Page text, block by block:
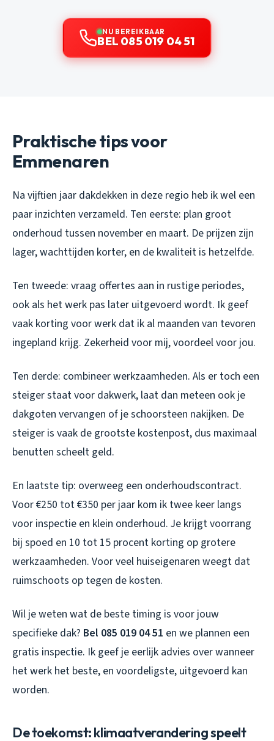
NU BEREIKBAAR
BEL 085 019 04 51
Praktische tips voor
Emmenaren
Na vijftien jaar dakdekken in deze regio heb ik wel een
paar inzichten verzameld. Ten eerste: plan groot
onderhoud tussen november en maart. De prijzen zijn
lager, wachttijden korter, en de kwaliteit is hetzelfde.
Ten tweede: vraag offertes aan in rustige periodes,
ook als het werk pas later uitgevoerd wordt. Ik geef
vaak korting voor werk dat ik al maanden van tevoren
ingepland krijg. Zekerheid voor mij, voordeel voor jou.
Ten derde: combineer werkzaamheden. Als er toch een
steiger staat voor dakwerk, laat dan meteen ook je
dakgoten vervangen of je schoorsteen nakijken. De
steiger is vaak de grootste kostenpost, dus maximaal
benutten scheelt geld.
En laatste tip: overweeg een onderhoudscontract.
Voor €250 tot €350 per jaar kom ik twee keer langs
voor inspectie en klein onderhoud. Je krijgt voorrang
bij spoed en 10 tot 15 procent korting op grotere
werkzaamheden. Voor veel huiseigenaren weegt dat
ruimschoots op tegen de kosten.
Wil je weten wat de beste timing is voor jouw
specifieke dak? Bel 085 019 04 51 en we plannen een
gratis inspectie. Ik geef je eerlijk advies over wanneer
het werk het beste, en voordeligste, uitgevoerd kan
worden.
De toekomst: klimaatverandering speelt